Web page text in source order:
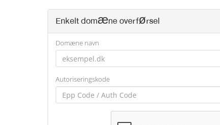
Enkelt domæne overførsel
Domæne navn
Autoriseringskode